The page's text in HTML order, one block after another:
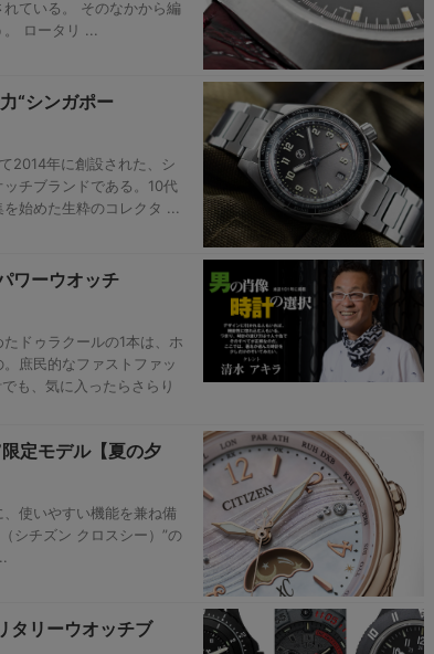
ている。 そのなかから編
ロータリ ...
“シンガポー
2014年に創設された、シ
チブランドである。10代
始めた生粋のコレクタ ...
ワーウオッチ
ドゥラクールの1本は、ホ
庶民的なファストファッ
も、気に入ったらさらり
定モデル【夏の夕
使いやすい機能を兼ね備
シチズン クロスシー）”の
タリーウオッチブ